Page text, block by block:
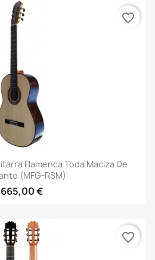
Flamenca Toda Maciza De
(MFG-RSM)
665,00 €
favorite_border
favorite_border